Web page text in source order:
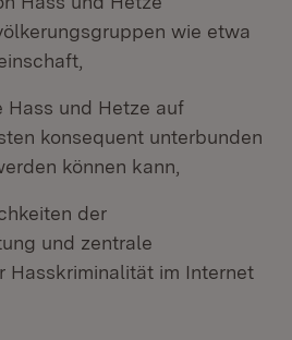
wie etwa
Hass und Hetze auf
konsequent unterbunden
können kann,
der
und zentrale
Hasskriminalität im Internet